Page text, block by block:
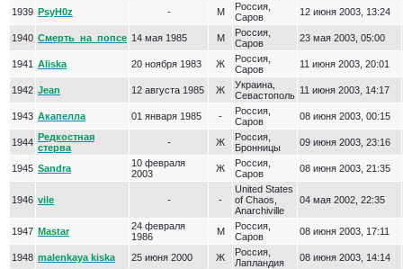
1939 PsyH0z - М
Россия,
Саров
12 июня 2003, 13:24
1940 Смерть_на_попсе 14 мая 1985 М
Россия,
Саров
23 мая 2003, 05:00
1941 Aliska 20 ноября 1983 Ж
Россия,
Саров
11 июня 2003, 20:01
1942 Jean 12 августа 1985 Ж
Украина,
Севастополь 11 июня 2003, 14:17
1943 Акапелла 01 января 1985 -
Россия,
Саров
08 июня 2003, 00:15
1944 Редкостная
стерва
- Ж
Россия,
Бронницы
09 июня 2003, 23:16
1945 Sandra
10 февраля
2003
Ж
Россия,
Саров
08 июня 2003, 21:35
1946 vile - -
United States
of Chaos,
Anarchiville
04 мая 2002, 22:35
1947 Mastar
24 февраля
1986
М
Россия,
Саров
08 июня 2003, 17:11
1948 malenkaya kiska 25 июня 2000 Ж
Россия,
Лапландия
08 июня 2003, 14:14